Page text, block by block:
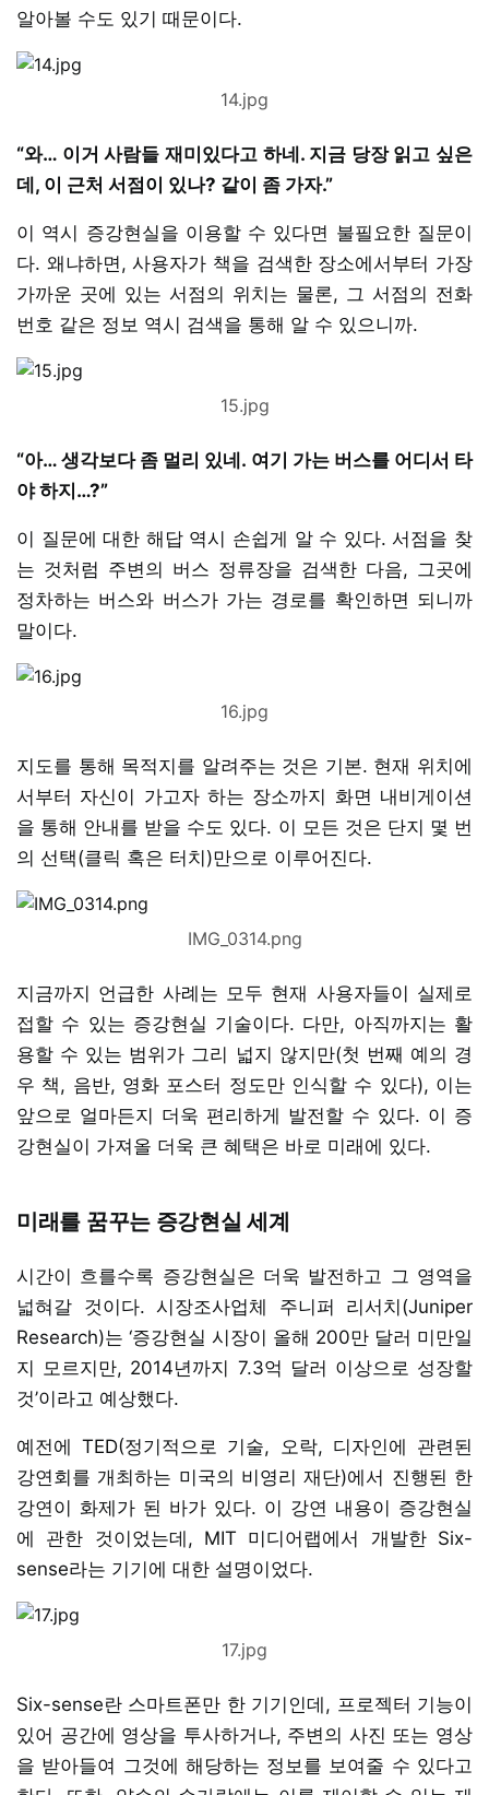
알아볼 수도 있기 때문이다.
14.jpg
“와… 이거 사람들 재미있다고 하네. 지금 당장 읽고 싶은
데, 이 근처 서점이 있나? 같이 좀 가자.”
이 역시 증강현실을 이용할 수 있다면 불필요한 질문이
다. 왜냐하면, 사용자가 책을 검색한 장소에서부터 가장
가까운 곳에 있는 서점의 위치는 물론, 그 서점의 전화
번호 같은 정보 역시 검색을 통해 알 수 있으니까.
15.jpg
“아… 생각보다 좀 멀리 있네. 여기 가는 버스를 어디서 타
야 하지…?”
이 질문에 대한 해답 역시 손쉽게 알 수 있다. 서점을 찾
는 것처럼 주변의 버스 정류장을 검색한 다음, 그곳에
정차하는 버스와 버스가 가는 경로를 확인하면 되니까
말이다.
16.jpg
지도를 통해 목적지를 알려주는 것은 기본. 현재 위치에
서부터 자신이 가고자 하는 장소까지 화면 내비게이션
을 통해 안내를 받을 수도 있다. 이 모든 것은 단지 몇 번
의 선택(클릭 혹은 터치)만으로 이루어진다.
IMG_0314.png
지금까지 언급한 사례는 모두 현재 사용자들이 실제로
접할 수 있는 증강현실 기술이다. 다만, 아직까지는 활
용할 수 있는 범위가 그리 넓지 않지만(첫 번째 예의 경
우 책, 음반, 영화 포스터 정도만 인식할 수 있다), 이는
앞으로 얼마든지 더욱 편리하게 발전할 수 있다. 이 증
강현실이 가져올 더욱 큰 혜택은 바로 미래에 있다.
미래를 꿈꾸는 증강현실 세계
시간이 흐를수록 증강현실은 더욱 발전하고 그 영역을
넓혀갈 것이다. 시장조사업체 주니퍼 리서치(Juniper
Research)는 ‘증강현실 시장이 올해 200만 달러 미만일
지 모르지만, 2014년까지 7.3억 달러 이상으로 성장할
것’이라고 예상했다.
예전에 TED(정기적으로 기술, 오락, 디자인에 관련된
강연회를 개최하는 미국의 비영리 재단)에서 진행된 한
강연이 화제가 된 바가 있다. 이 강연 내용이 증강현실
에 관한 것이었는데, MIT 미디어랩에서 개발한 Six-
sense라는 기기에 대한 설명이었다.
17.jpg
Six-sense란 스마트폰만 한 기기인데, 프로젝터 기능이
있어 공간에 영상을 투사하거나, 주변의 사진 또는 영상
을 받아들여 그것에 해당하는 정보를 보여줄 수 있다고